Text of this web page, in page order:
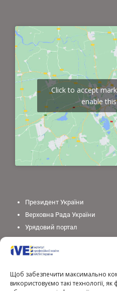
Щоб забезпечити максимально
використовуємо такі технології, як
Click to accept
enable
Президент України
Верховна Рада України
Урядовий портал
Міністерство освіти і науки